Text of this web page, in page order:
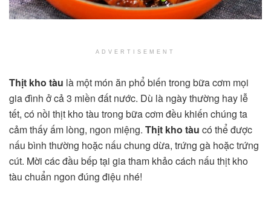
ADVERTISEMENT
Thịt kho tàu là một món ăn phổ biến trong bữa cơm mọi
gia đình ở cả 3 miền đất nước. Dù là ngày thường hay lễ
tết, có nồi thịt kho tàu trong bữa cơm đều khiến chúng ta
cảm thấy ấm lòng, ngon miệng. Thịt kho tàu có thể được
nấu bình thường hoặc nấu chung dừa, trứng gà hoặc trứng
cút. Mời các đầu bếp tại gia tham khảo cách nấu thịt kho
tàu chuẩn ngon đúng điệu nhé!